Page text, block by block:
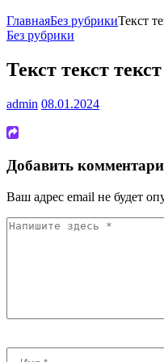
ГлавнаяБез рубрикиТекст
Без рубрики
Текст текст
admin 08.01.2024
Добавить
Ваш адрес email не будет